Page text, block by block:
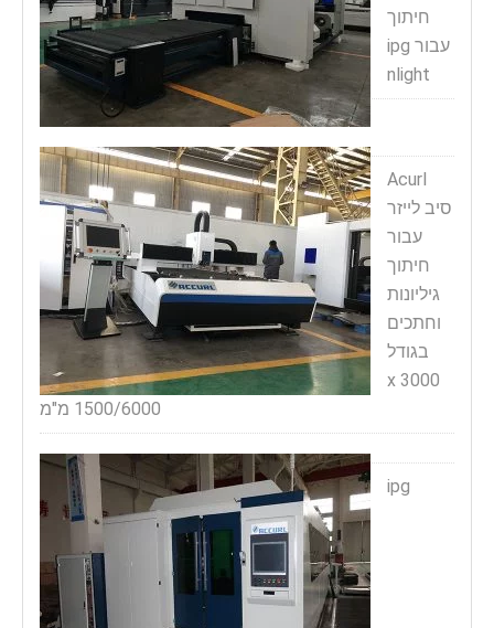
חיתוך
עבור ipg
nlight
Acurl
סיב לייזר
עבור
חיתוך
גיליונות
וחתכים
בגודל
3000 x
1500/6000 מ"מ
ipg